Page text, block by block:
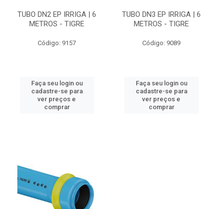
TUBO DN2 EP IRRIGA | 6
METROS - TIGRE
Código: 9157
Faça seu login ou
cadastre-se para
ver preços e
comprar
TUBO DN3 EP IRRIGA | 6
METROS - TIGRE
Código: 9089
Faça seu login ou
cadastre-se para
ver preços e
comprar